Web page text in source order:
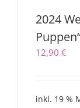
2024
12,90 €
inkl. 19 %